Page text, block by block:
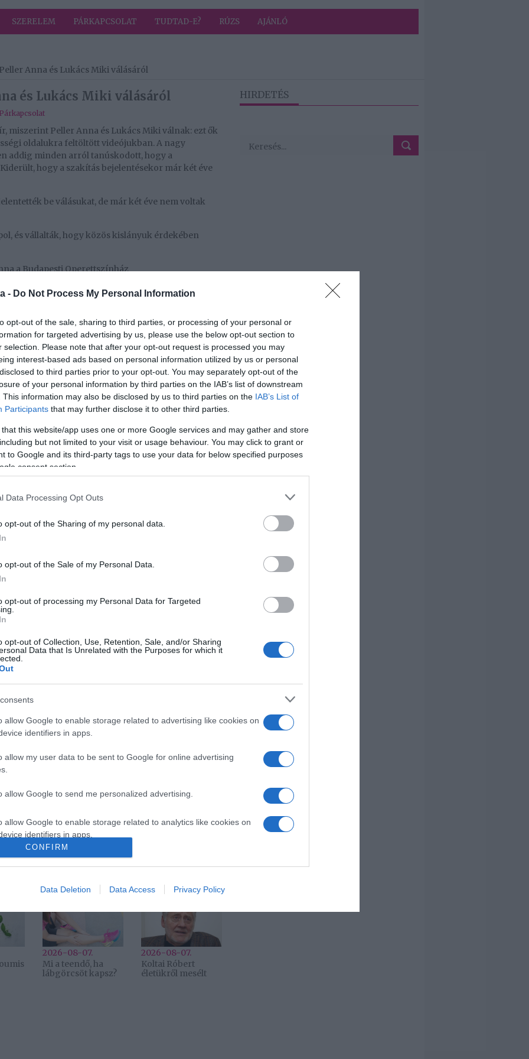
- Do Not Process My Personal Information
opt-out of the sale, sharing to third parties, or processing of your personal or
for targeted advertising by us, please use the below opt-out section to
selection. Please note that after your opt-out request is processed you may
interest-based ads based on personal information utilized by us or personal
to third parties prior to your opt-out. You may separately opt-out of the
of your personal information by third parties on the IAB’s list of downstream
This information may also be disclosed by us to third parties on the IAB’s List of
Participants that may further disclose it to other third parties.
that this website/app uses one or more Google services and may gather and store
but not limited to your visit or usage behaviour. You may click to grant or
to Google and its third-party tags to use your data for below specified purposes
consent section.
Data Processing Opt Outs
opt-out of the Sharing of my personal data.
opt-out of the Sale of my Personal Data.
opt-out of processing my Personal Data for Targeted
opt-out of Collection, Use, Retention, Sale, and/or Sharing
Data that Is Unrelated with the Purposes for which it
allow Google to enable storage related to advertising like cookies on
identifiers in apps.
allow my user data to be sent to Google for online advertising
allow Google to send me personalized advertising.
allow Google to enable storage related to analytics like cookies on
identifiers in apps.
allow Google to enable storage related to functionality of the website
CONFIRM
Data Deletion Data Access Privacy Policy
SZERELEM PÁRKAPCSOLAT TUDTAD-E? RÚZS AJÁNLÓ
Anna és Lukács Miki válásáról
és Lukács Miki válásáról
Párkapcsolat
miszerint Peller Anna és Lukács Miki válnak: ezt ők
oldalukra feltöltött videójukban. A nagy
addig minden arról tanúskodott, hogy a
hogy a szakítás bejelentésekor már két éve
be válásukat, de már két éve nem voltak
és vállalták, hogy közös kislányuk érdekében
a Budapesti Operettszínház
gyermeke született új párjától.
Peller Anna és Lukács Miki videója,
elválnak. A sztárpár elmondta, hogy már nem
megmaradt egymás iránt, viszont mindketten úgy
folytatják. Hangsúlyozták: mindkettőjük számára
is szoros kapcsolatot ápolnak az ő
rengeteget dolgozik, így a kollégák szerint az is
minden területen helytálljon. Ráadásul Miki volt az,
tudott igazán fókuszálni a saját karrierjére. Az
hogy továbbra is járnak majd együtt nyaralni,
mennek. Mint kiderült, a válás bejelentése előtt
de ezt sokáig nem akarták felfedni.
is köttettek, nem örökérvényűek. A miénk nem volt
voltunk együtt, de aztán hirtelen, egyszer csak ezt
már legalább két éve nem voltunk együtt,
mindenkinek mindent az orrára kötni. Mi is így
Azt, hogy végül mi miatt döntöttek a
el Anna exe.
aki nem látja, hogy egyébként milyen nehézségek,
vagy hogy ez már csak egyszerűen életgörbe
fura volt, mert nem osztottunk meg minden
a nyilvánossággal. És igen, párterápiával is
Ha van egy hosszú házasságod, egy gyereked,
mi is megpróbáltunk mindent, de nem jött
Mikinek idén év elején született meg a 14 évvel
Anna pedig a nála 11 évvel fiatalabb Lenchés
rendezőasszisztense. Miki jó viszonyt
is szerintem három naponta biztos, hogy
ez a normális" - árulta el az apuka.
2026-08-07.
Mi a teendő, ha
lábgörcsöt kapsz?
2026-08-07.
Koltai Róbert
életükről mesélt
HIRDETÉS